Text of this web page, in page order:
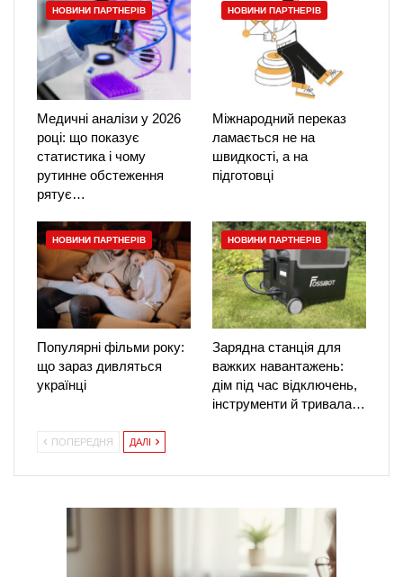
НОВИНИ ПАРТНЕРІВ
Медичні аналізи у 2026
році: що показує
статистика і чому
рутинне обстеження
рятує…
НОВИНИ ПАРТНЕРІВ
Міжнародний переказ
ламається не на
швидкості, а на
підготовці
НОВИНИ ПАРТНЕРІВ
Популярні фільми року:
що зараз дивляться
українці
НОВИНИ ПАРТНЕРІВ
Зарядна станція для
важких навантажень:
дім під час відключень,
інструменти й тривала…
ПОПЕРЕДНЯ ДАЛІ